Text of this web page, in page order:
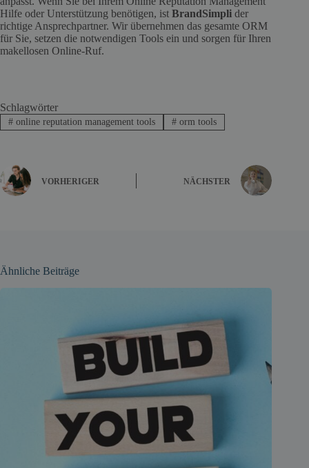
Hilfe oder Unterstützung benötigen, ist BrandSimpli der
richtige Ansprechpartner. Wir übernehmen das gesamte ORM
für Sie, setzen die notwendigen Tools ein und sorgen für Ihren
makellosen Online-Ruf.
Schlagwörter
#online reputation management tools #orm tools
VORHERIGER NÄCHSTER
Ähnliche Beiträge